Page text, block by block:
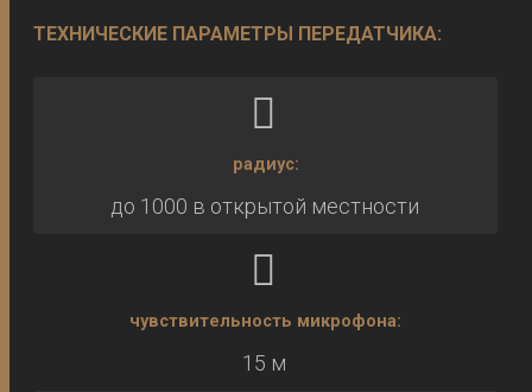
ТЕХНИЧЕСКИЕ ПАРАМЕТРЫ ПЕРЕДАТЧИКА:
радиус:
до 1000 в открытой местности
чувствительность микрофона:
15 м